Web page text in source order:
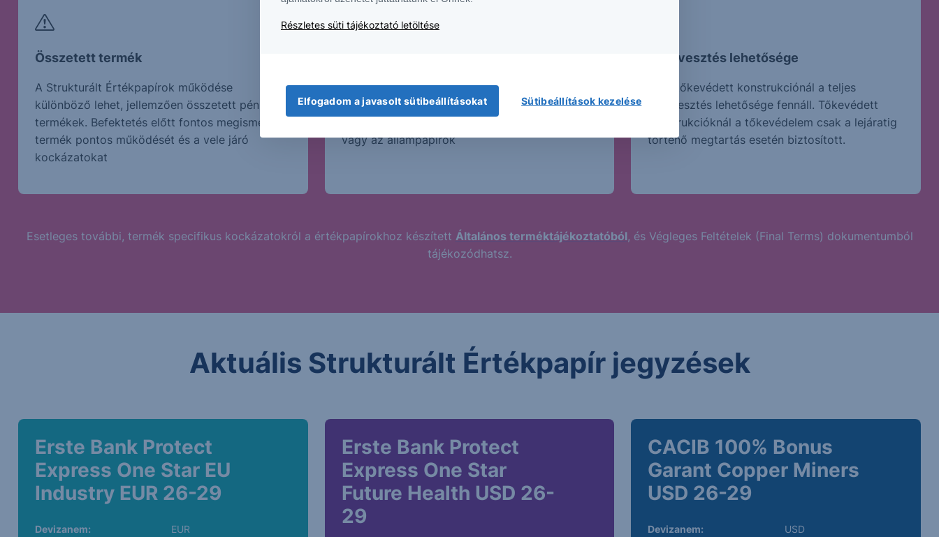
Összetett termék
A Strukturált Értékpapírok működése
különböző lehet, jellemzően összetett pénzügyi
termékek. Befektetés előtt fontos megismerni a
termék pontos működését és a vele járó
kockázatokat
Magasabb hozamhoz jellemzően magasabb
kockázat párosul. A Strukturált Értékpapírok
vagy az állampapírok
Tőkevesztés lehetősége
Nem tőkevédett konstrukciónál a teljes
tőkevesztés lehetősége fennáll. Tőkevédett
konstrukcióknál a tőkevédelem csak a lejáratig
történő megtartás esetén biztosított.
Esetleges további, termék specifikus kockázatokról a értékpapírokhoz készített Általános terméktájékoztatóból, és Végleges Feltételek (Final Terms) dokumentumból
tájékozódhatsz.
Aktuális Strukturált Értékpapír jegyzések
Erste Bank Protect
Express One Star EU
Industry EUR 26-29
Devizanem:
EUR
Erste Bank Protect
Express One Star
Future Health USD 26-
29
CACIB 100% Bonus
Garant Copper Miners
USD 26-29
Devizanem:
USD
Részletes süti tájékoztató letöltése
Elfogadom a javasolt sütibeállításokat Sütibeállítások kezelése